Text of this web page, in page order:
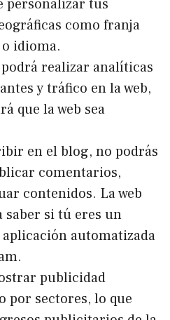
personalizar tus
como franja
idioma.
realizar analíticas
y tráfico en la web,
que la web sea
en el blog, no podrás
comentarios,
contenidos. La web
saber si tú eres un
automatizada
publicidad
por sectores, lo que